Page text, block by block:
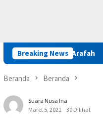
Breaking News
Maluku M. Arafah
Beranda Beranda
Suara Nusa Ina
Maret 5, 2021
30 Dilihat